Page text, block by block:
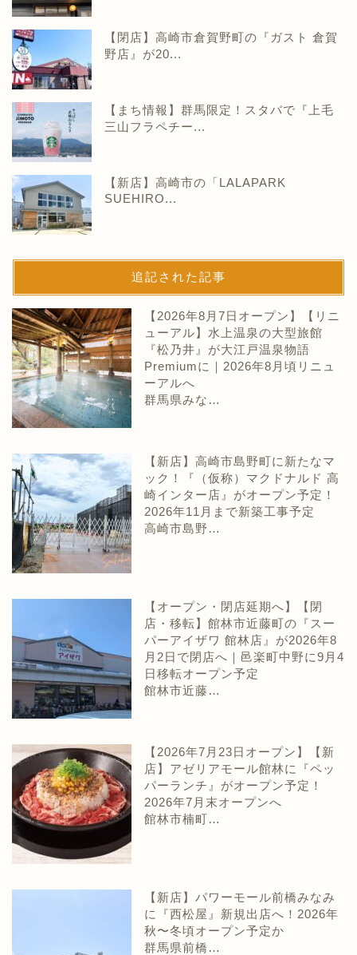
【閉店】高崎市倉賀野町の『ガスト 倉賀
野店』が20...
【まち情報】群馬限定！スタバで『上毛
三山フラペチー...
【新店】高崎市の「LALAPARK
SUEHIRO...
追記された記事
【2026年8月7日オープン】【リニ
ューアル】水上温泉の大型旅館
『松乃井』が大江戸温泉物語
Premiumに｜2026年8月頃リニュ
ーアルへ
群馬県みな…
【新店】高崎市島野町に新たなマ
ック！『（仮称）マクドナルド 高
崎インター店』がオープン予定！
2026年11月まで新築工事予定
高崎市島野…
【オープン・閉店延期へ】【閉
店・移転】館林市近藤町の『スー
パーアイザワ 館林店』が2026年8
月2日で閉店へ｜邑楽町中野に9月4
日移転オープン予定
館林市近藤…
【2026年7月23日オープン】【新
店】アゼリアモール館林に『ペッ
パーランチ』がオープン予定！
2026年7月末オープンへ
館林市楠町…
【新店】パワーモール前橋みなみ
に『西松屋』新規出店へ！2026年
秋〜冬頃オープン予定か
群馬県前橋…